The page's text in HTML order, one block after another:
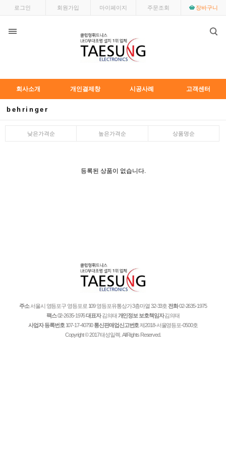
로그인 회원가입 마이페이지 주문조회 장바구니
회사소개 개인결제창 시공사례 고객센터
behringer
낮은가격순 높은가격순 상품명순
등록된 상품이 없습니다.
주소서울시 영등포구 영등포로 109 영등포유통상가 3층마열 32-33호 전화02-2635-1975
팩스02-2635-1976대표자김의태 개인정보 보호책임자김의태
사업자 등록번호107-17-40790통신판매업신고번호제2018-서울영등포-0500호
Copyright © 2017 태성일렉. All Rights Reserved.